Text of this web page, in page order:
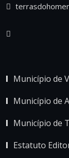
Município de
Município de
Município de
Estatuto